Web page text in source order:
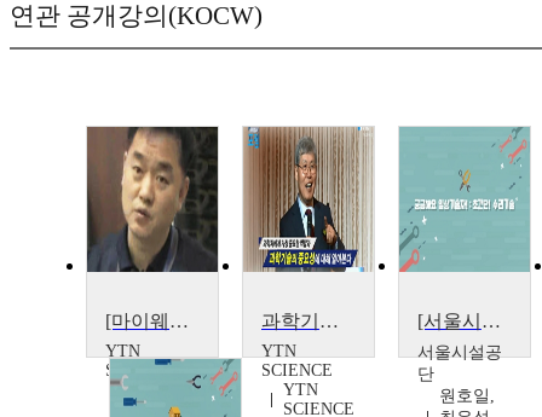
연관 공개강의(KOCW)
[마이웨이] 대한민국 최고 기술자를 꿈꾼다! 2013 이달의 엔지니어상 수상자
YTN
SCIENCE
과학기술자의 사회적 책임
YTN
SCIENCE
YTN
SCIENCE
[서울시설공단x서울특별시평생교육진흥원 모두의학교] 일상기술자 프로젝트
서울시설공
단
원호일,